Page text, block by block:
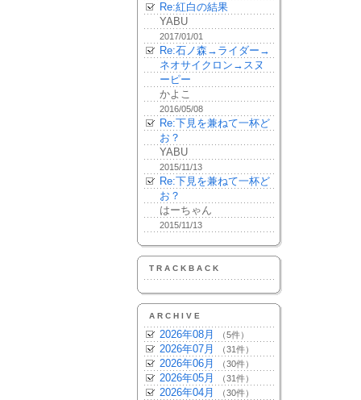
Re:紅白の結果
YABU
2017/01/01
Re:石ノ森→ライダー→
ネオサイクロン→スヌ
ーピー
かよこ
2016/05/08
Re:下見を兼ねて一杯ど
お？
YABU
2015/11/13
Re:下見を兼ねて一杯ど
お？
はーちゃん
2015/11/13
TRACKBACK
ARCHIVE
2026年08月 （5件）
2026年07月 （31件）
2026年06月 （30件）
2026年05月 （31件）
2026年04月 （30件）